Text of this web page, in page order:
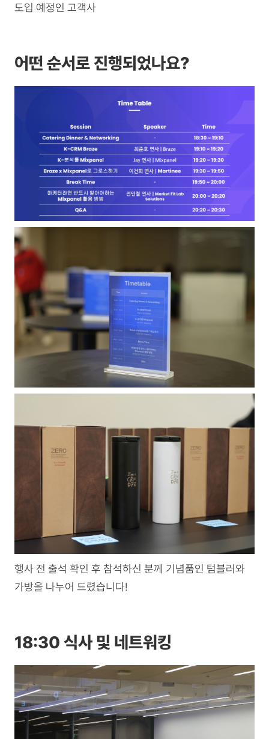
도입 예정인 고객사
어떤 순서로 진행되었나요?
행사 전 출석 확인 후 참석하신 분께 기념품인 텀블러와
가방을 나누어 드렸습니다!
18:30 식사 및 네트워킹